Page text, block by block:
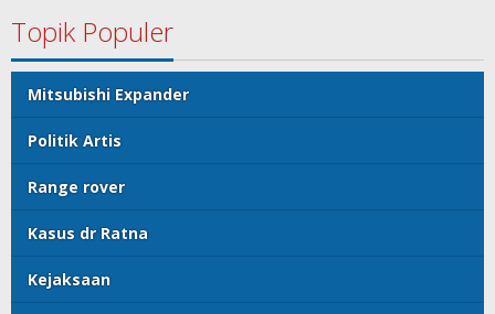
Topik Populer
Mitsubishi Expander
Politik Artis
Range rover
Kasus dr Ratna
Kejaksaan